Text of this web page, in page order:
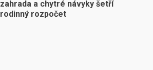
zahrada a chytré návyky šetří
rodinný rozpočet